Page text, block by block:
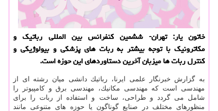
خاتون یار: تهران- ششمین كنفرانس بین المللی رباتیك و
مكاترونیك با توجه بیشتر به ربات های پزشكی و بیولوژیكی و
كنترل ربات ها میزبان آخرین دستاوردهای این حوزه است.
به گزارش خبرنگار علمی ایرنا، رباتیك دانشی میان رشته ای از
مهندسی است كه مهندسی مكانیك، مهندسی برق و كامپیوتر را
شامل می گردد و طراحی، ساخت و استفاده از ربات را برای
منظورهای مختلف در صنایع گوناگون یا حوزه های متنوعی مانند